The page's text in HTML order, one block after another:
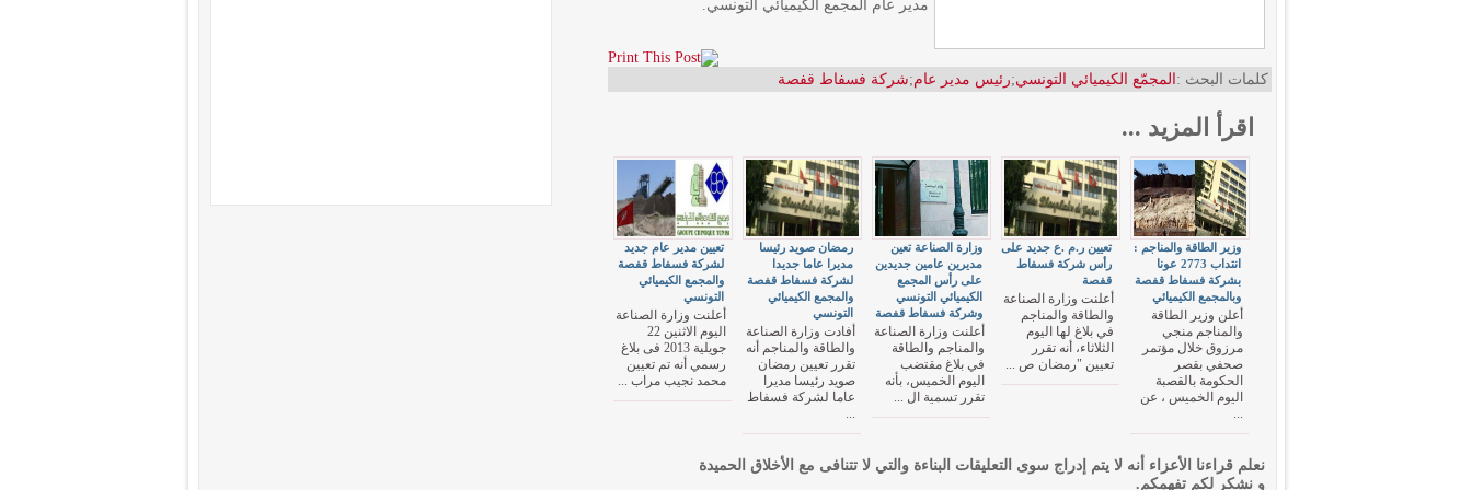
مدير عام المجمع الكيميائي التونسي.
كلمات البحث : المجمّع الكيميائي التونسي;رئيس مدير عام;شركة فسفاط قفصة
اقرأ المزيد ...
تعيين مدير عام جديد
لشركة فسفاط قفصة
والمجمع الكيميائي
التونسي
أعلنت وزارة الصناعة
اليوم الاثنين 22
جويلية 2013 فى بلاغ
رسمي أنه تم تعيين
محمد نجيب مراب ...
رمضان صويد رئيسا
مديرا عاما جديدا
لشركة فسفاط قفصة
والمجمع الكيميائي
التونسي
أفادت وزارة الصناعة
والطاقة والمناجم أنه
تقرر تعيين رمضان
صويد رئيسا مديرا
عاما لشركة فسفاط
...
وزارة الصناعة تعين
مديرين عامين جديدين
على رأس المجمع
الكيميائي التونسي
وشركة فسفاط قفصة
أعلنت وزارة الصناعة
والمناجم والطاقة
في بلاغ مقتضب
اليوم الخميس، بأنه
تقرر تسمية ال ...
تعيين ر.م .ع جديد على
رأس شركة فسفاط
قفصة
أعلنت وزارة الصناعة
والطاقة والمناجم
في بلاغ لها اليوم
الثلاثاء، أنه تقرر
تعيين "رمضان ص ...
وزير الطاقة والمناجم :
انتداب 2773 عونا
بشركة فسفاط قفصة
وبالمجمع الكيميائي
أعلن وزير الطاقة
والمناجم منجي
مرزوق خلال مؤتمر
صحفي بقصر
الحكومة بالقصبة
اليوم الخميس ، عن
...
نعلم قراءنا الأعزاء أنه لا يتم إدراج سوى التعليقات البناءة والتي لا تتنافى مع الأخلاق الحميدة
و نشكر لكم تفهمكم.